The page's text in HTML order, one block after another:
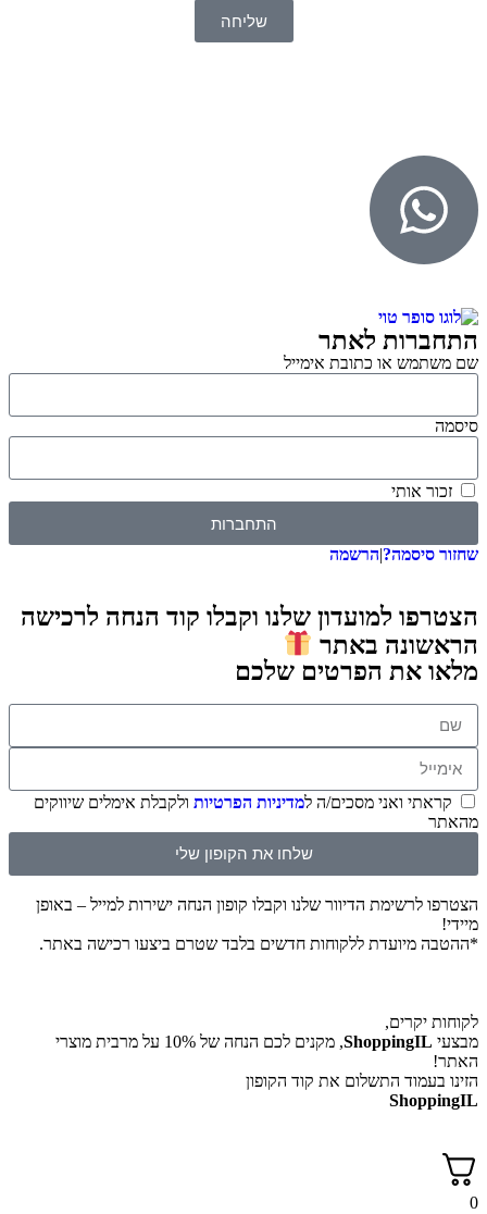
שליחה
התחברות לאתר
שם משתמש או כתובת אימייל
סיסמה
זכור אותי
התחברות
שחזור סיסמה?|הרשמה
הצטרפו למועדון שלנו וקבלו קוד הנחה לרכישה
הראשונה באתר
מלאו את הפרטים שלכם
קראתי ואני מסכים/ה למדיניות הפרטיות ולקבלת אימלים שיווקים
מהאתר
שלחו את הקופון שלי
הצטרפו לרשימת הדיוור שלנו וקבלו קופון הנחה ישירות למייל – באופן
מיידי!
*ההטבה מיועדת ללקוחות חדשים בלבד שטרם ביצעו רכישה באתר.
לקוחות יקרים,
מבצעי ShoppingIL
, מקנים לכם הנחה של 10% על מרבית מוצרי
האתר!
הזינו בעמוד התשלום את קוד הקופון
ShoppingIL
0